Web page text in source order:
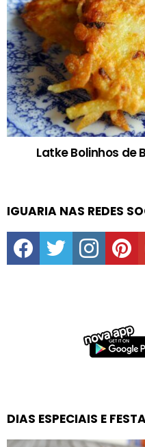
Latke Bolinhos de
IGUARIA NAS REDES
facebooktwitter instagram
DIAS ESPECIAIS E